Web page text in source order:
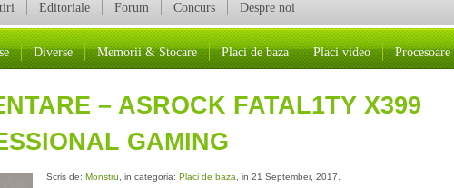
Editoriale Forum Concurs Despre noi
Diverse Memorii & Stocare Placi de baza Placi video
– ASROCK FATAL1TY X399
GAMING
Scris de: Monstru , in categoria: Placi de baza , in 21 September, 2017.